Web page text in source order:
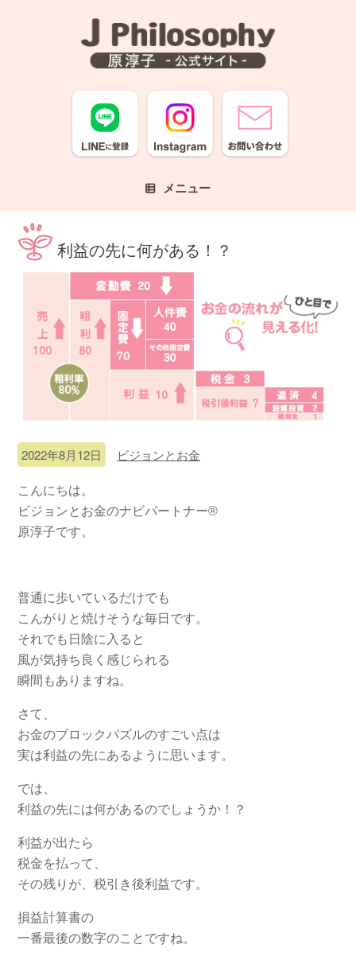
メニュー
利益の先に何がある！？
2022年8月12日 ビジョンとお金
こんにちは。
ビジョンとお金のナビパートナー®
原淳子です。
普通に歩いているだけでも
こんがりと焼けそうな毎日です。
それでも日陰に入ると
風が気持ち良く感じられる
瞬間もありますね。
さて、
お金のブロックパズルのすごい点は
実は利益の先にあるように思います。
では、
利益の先には何があるのでしょうか！？
利益が出たら
税金を払って、
その残りが、税引き後利益です。
損益計算書の
一番最後の数字のことですね。